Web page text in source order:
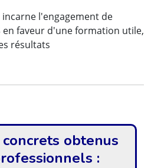
l'engagement de
en faveur d'une formation utile,
résultats
obtenus
: